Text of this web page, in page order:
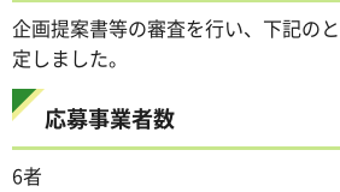
企画提案書等の審査を行い、下記の
定しました。
応募事業者数
6者